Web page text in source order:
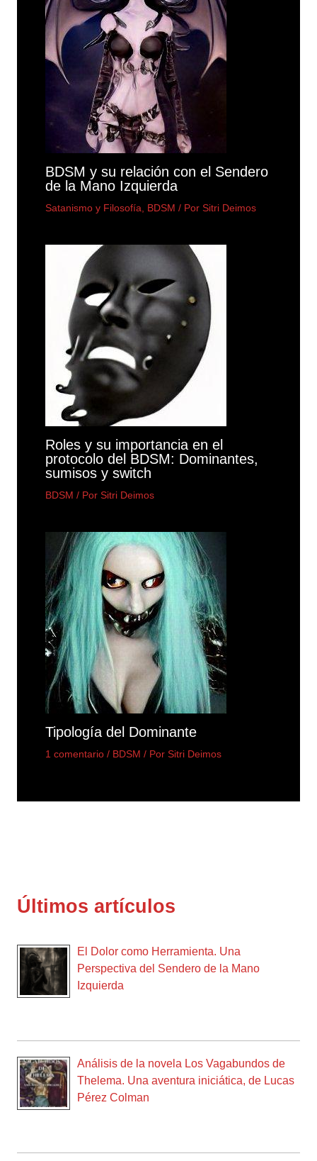
Últimos artículos
El Dolor como Herramienta. Una
Perspectiva del Sendero de la Mano
Izquierda
Análisis de la novela Los Vagabundos de
Thelema. Una aventura iniciática, de Lucas
Pérez Colman
BDSM y su relación con el Sendero
de la Mano Izquierda
Satanismo y Filosofía BDSM / PorSitri Deimos
Roles y su importancia en el
protocolo del BDSM: Dominantes,
sumisos y switch
BDSM / PorSitri Deimos
Tipología del Dominante
1 comentario / BDSM / PorSitri Deimos